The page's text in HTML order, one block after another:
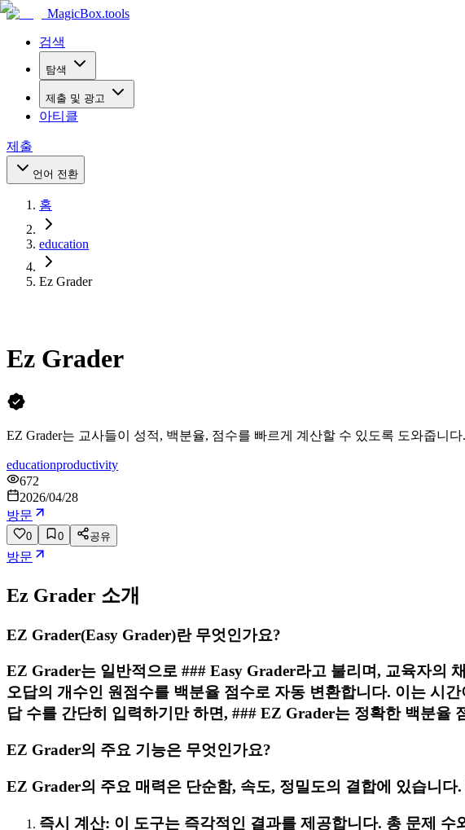
MagicBox.tools
검색
탐색
제출 및 광고
아티클
제출
언어 전환
홈
education
Ez Grader
Ez Grader
EZ Grader는 교사들이 성적, 백분율, 점수를 빠르게 계산할 수 있도록 도와줍니
educationproductivity
672
2026/04/28
방문
0 0 공유
방문
Ez Grader 소개
EZ Grader(Easy Grader)란 무엇인가요?
EZ Grader는 일반적으로 ### Easy Grader라고 불리며, 교육자의
오답의 개수인 원점수를 백분율 점수로 자동 변환합니다. 이는 시
답 수를 간단히 입력하기만 하면, ### EZ Grader는 정확한 백분
EZ Grader의 주요 기능은 무엇인가요?
EZ Grader의 주요 매력은 단순함, 속도, 정밀도의 결합에 있습니
즉시 계산: 이 도구는 즉각적인 결과를 제공합니다. 총 문제